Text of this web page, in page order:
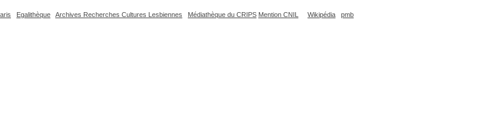
Egalithèque Archives Recherches Cultures Lesbiennes Médiathèque du CRIPS Mention CNIL Wikipédia pmb